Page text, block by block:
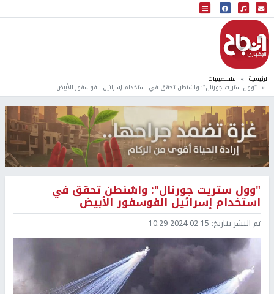
البث المباشر
إذاعة النجاح
الرئيسية فلسطينيات
"وول ستريت جورنال": واشنطن تحقق في استخدام إسرائيل الفوسفور الأبيض
"وول ستريت جورنال": واشنطن تحقق في
استخدام إسرائيل الفوسفور الأبيض
تم النشر بتاريخ: 2024-02-15 10:29